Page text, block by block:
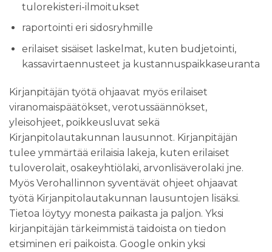
tulorekisteri-ilmoitukset
raportointi eri sidosryhmille
erilaiset sisäiset laskelmat, kuten budjetointi,
kassavirtaennusteet ja kustannuspaikkaseuranta
Kirjanpitäjän työtä ohjaavat myös erilaiset
viranomaispäätökset, verotussäännökset,
yleisohjeet, poikkeusluvat sekä
Kirjanpitolautakunnan lausunnot. Kirjanpitäjän
tulee ymmärtää erilaisia lakeja, kuten erilaiset
tuloverolait, osakeyhtiölaki, arvonlisäverolaki jne.
Myös Verohallinnon syventävät ohjeet ohjaavat
työtä Kirjanpitolautakunnan lausuntojen lisäksi.
Tietoa löytyy monesta paikasta ja paljon. Yksi
kirjanpitäjän tärkeimmistä taidoista on tiedon
etsiminen eri paikoista. Google onkin yksi